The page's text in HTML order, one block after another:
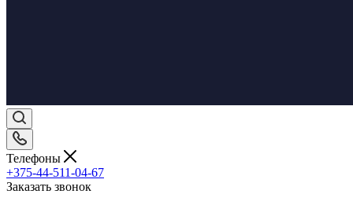
Телефоны
+375-44-511-04-67
Заказать звонок